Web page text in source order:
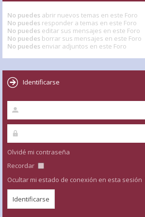
No puedes abrir nuevos temas en este Foro
No puedes responder a temas en este Foro
No puedes editar sus mensajes en este Foro
No puedes borrar sus mensajes en este Foro
No puedes enviar adjuntos en este Foro
Identificarse
Olvidé mi contraseña
Recordar
Ocultar mi estado de conexión en esta sesión